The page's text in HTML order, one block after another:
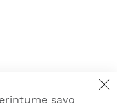
savo